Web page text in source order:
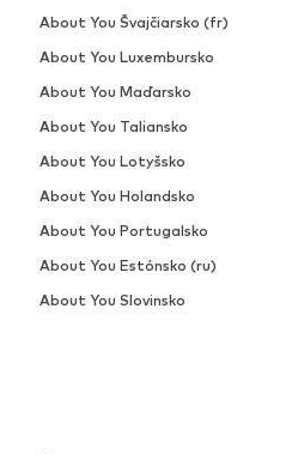
About You Švajčiarsko (fr)
About You Luxembursko
About You Maďarsko
About You Taliansko
About You Lotyšsko
About You Holandsko
About You Portugalsko
About You Estónsko (ru)
About You Slovinsko